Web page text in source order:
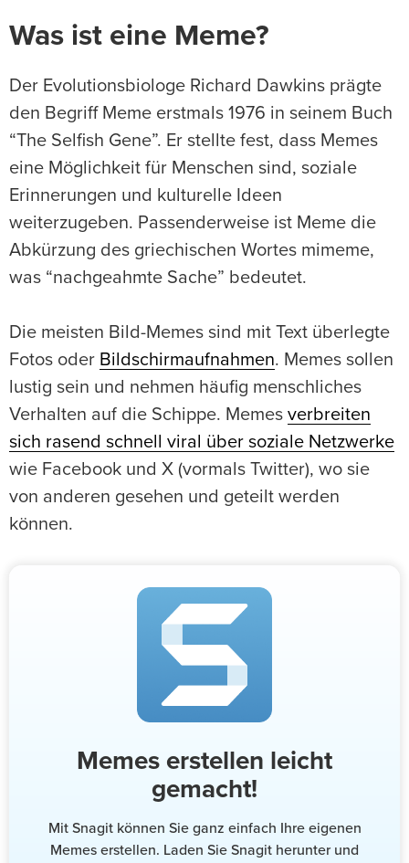
Was ist eine Meme?
Der Evolutionsbiologe Richard Dawkins prägte
den Begriff Meme erstmals 1976 in seinem Buch
“The Selfish Gene”. Er stellte fest, dass Memes
eine Möglichkeit für Menschen sind, soziale
Erinnerungen und kulturelle Ideen
weiterzugeben. Passenderweise ist Meme die
Abkürzung des griechischen Wortes mimeme,
was “nachgeahmte Sache” bedeutet.
Die meisten Bild-Memes sind mit Text überlegte
Fotos oder Bildschirmaufnahmen. Memes sollen
lustig sein und nehmen häufig menschliches
Verhalten auf die Schippe. Memes verbreiten
sich rasend schnell viral über soziale Netzwerke
wie Facebook und X (vormals Twitter), wo sie
von anderen gesehen und geteilt werden
können.
Memes erstellen leicht
gemacht!
Mit Snagit können Sie ganz einfach Ihre eigenen
Memes erstellen. Laden Sie Snagit herunter und